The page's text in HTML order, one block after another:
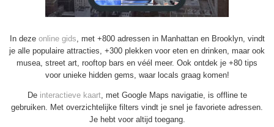
In deze online gids, met +800 adressen in Manhattan en Brooklyn, vindt
je alle populaire attracties, +300 plekken voor eten en drinken, maar ook
musea, street art, rooftop bars en véél meer. Ook ontdek je +80 tips
voor unieke hidden gems, waar locals graag komen!
De interactieve kaart, met Google Maps navigatie, is offline te
gebruiken. Met overzichtelijke filters vindt je snel je favoriete adressen.
Je hebt voor altijd toegang.